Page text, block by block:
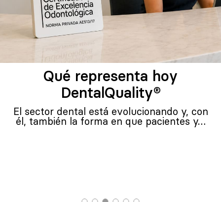
Qué representa hoy
DentalQuality®
El sector dental está evolucionando y, con
él, también la forma en que pacientes y…